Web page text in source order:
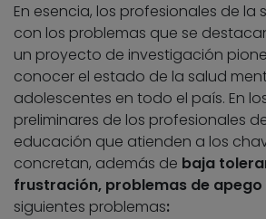
En esencia, los profesionales de la
con los problemas que se
un proyecto de investigación
conocer el estado de la salud
adolescentes en todo el país. En
preliminares de los profesionales
educación que atienden a los
concretan, además de baja
frustración, problemas de
siguientes problemas: